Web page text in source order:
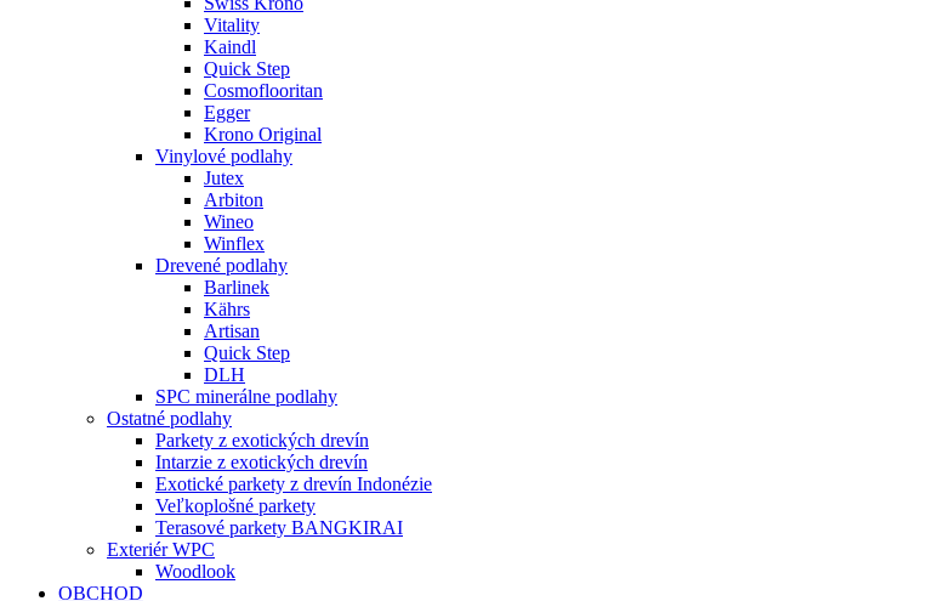
Vitality
Kaindl
Quick Step
Cosmoflooritan
Egger
Krono Original
Vinylové podlahy
Jutex
Arbiton
Wineo
Winflex
Drevené podlahy
Barlinek
Kährs
Artisan
Quick Step
DLH
SPC minerálne podlahy
Ostatné podlahy
Parkety z exotických drevín
Intarzie z exotických drevín
Exotické parkety z drevín Indonézie
Veľkoplošné parkety
Terasové parkety BANGKIRAI
Exteriér WPC
Woodlook
OBCHOD